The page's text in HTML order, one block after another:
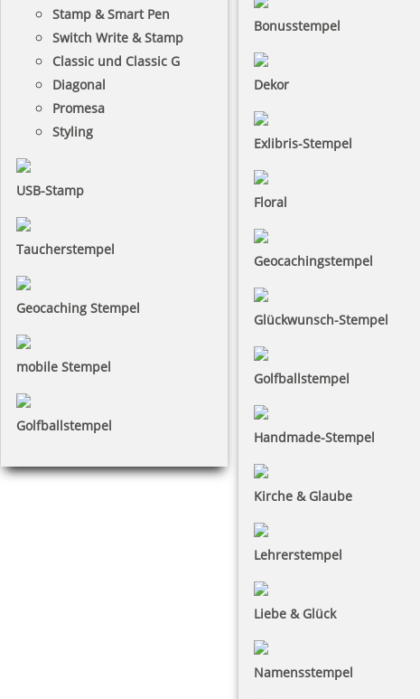
Stamp & Smart Pen
Switch Write & Stamp
Classic und Classic G
Diagonal
Promesa
Styling
USB-Stamp
Taucherstempel
Geocaching Stempel
mobile Stempel
Golfballstempel
Bonusstempel
Dekor
Exlibris-Stempel
Floral
Geocachingstempel
Glückwunsch-Stempel
Golfballstempel
Handmade-Stempel
Kirche & Glaube
Lehrerstempel
Liebe & Glück
Namensstempel